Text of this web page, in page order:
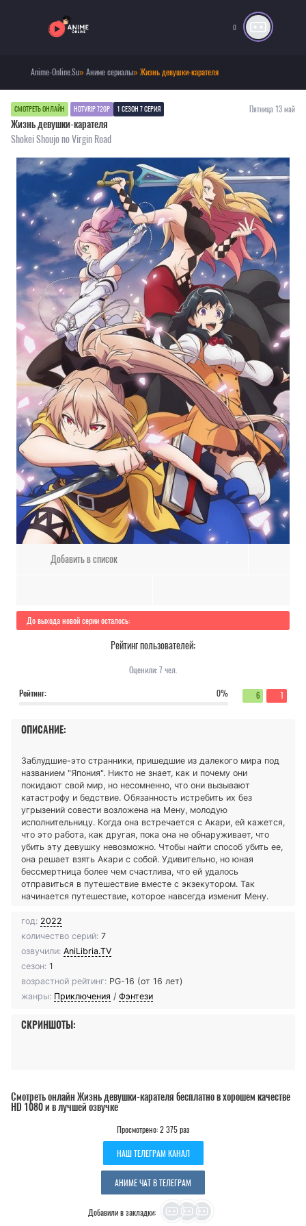
0
Anime-Online.Su»Аниме сериалы» Жизнь девушки-карателя
СМОТРЕТЬ ОНЛАЙН HDTVRIP 720P 1 СЕЗОН 7 СЕРИЯ Пятница 13 май
Жизнь девушки-карателя
Shokei Shoujo no Virgin Road
Добавить в список
До выхода новой серии осталось:
Рейтинг пользователей:
Оценили:7 чел.
Рейтинг:
0% 6 1
ОПИСАНИЕ:
Заблудшие-это странники, пришедшие из далекого мира под
названием "Япония". Никто не знает, как и почему они
покидают свой мир, но несомненно, что они вызывают
катастрофу и бедствие. Обязанность истребить их без
угрызений совести возложена на Мену, молодую
исполнительницу. Когда она встречается с Акари, ей кажется,
что это работа, как другая, пока она не обнаруживает, что
убить эту девушку невозможно. Чтобы найти способ убить ее,
она решает взять Акари с собой. Удивительно, но юная
бессмертница более чем счастлива, что ей удалось
отправиться в путешествие вместе с экзекутором. Так
начинается путешествие, которое навсегда изменит Мену.
год: 2022
количество серий: 7
озвучили: AniLibria.TV
сезон: 1
возрастной рейтинг: PG-16 (от 16 лет)
жанры: Приключения / Фэнтези
СКРИНШОТЫ:
Смотреть онлайн Жизнь девушки-карателя бесплатно в хорошем качестве
HD 1080 и в лучшей озвучке
Просмотрено: 2 375 раз
НАШ ТЕЛЕГРАМ КАНАЛ
АНИМЕ ЧАТ В ТЕЛЕГРАМ
Добавили в закладки: